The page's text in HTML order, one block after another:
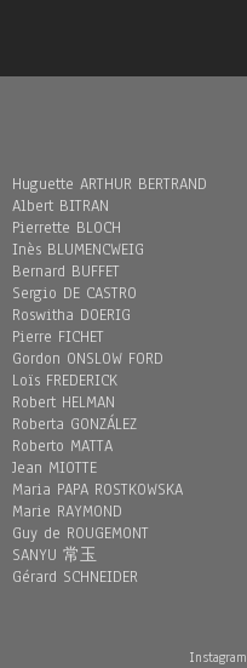
Huguette ARTHUR BERTRAND
Albert BITRAN
Pierrette BLOCH
Inès BLUMENCWEIG
Bernard BUFFET
Sergio DE CASTRO
Roswitha DOERIG
Pierre FICHET
Gordon ONSLOW FORD
Loïs FREDERICK
Robert HELMAN
Roberta GONZÁLEZ
Roberto MATTA
Jean MIOTTE
Maria PAPA ROSTKOWSKA
Marie RAYMOND
Guy de ROUGEMONT
SANYU 常玉
Gérard SCHNEIDER
Instagram